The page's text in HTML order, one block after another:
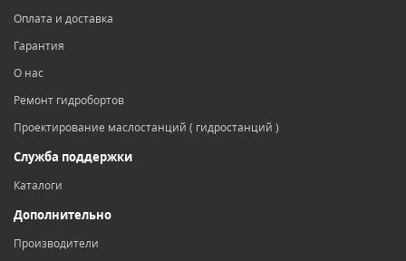
Оплата и доставка
Гарантия
О нас
Ремонт гидробортов
Проектирование маслостанций ( гидростанций )
Служба поддержки
Каталоги
Дополнительно
Производители